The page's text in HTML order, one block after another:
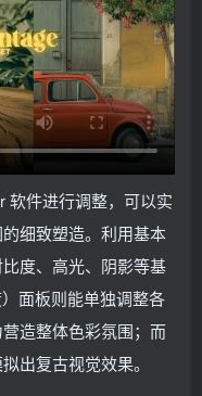
软件进行调整，可以实
细致塑造。利用基本
度、高光、阴影等基
面板则能单独调整各
造整体色彩氛围；而
出复古视觉效果。